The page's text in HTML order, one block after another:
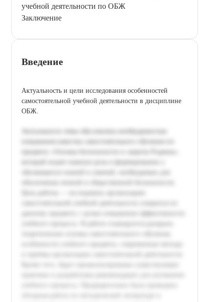
учебной деятельности по ОБЖ
Заключение
Введение
Актуальность и цели исследования особенностей
самостоятельной учебной деятельности в дисциплине
ОБЖ.